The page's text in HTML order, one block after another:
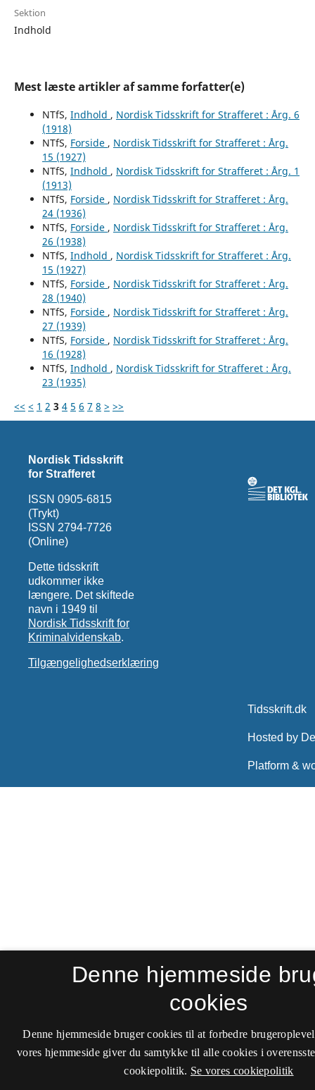
Sektion
Indhold
Mest læste artikler af samme forfatter(e)
NTfS, Indhold , Nordisk Tidsskrift for Strafferet : Årg. 6
(1918)
NTfS, Forside , Nordisk Tidsskrift for Strafferet : Årg.
15 (1927)
NTfS, Indhold , Nordisk Tidsskrift for Strafferet : Årg. 1
(1913)
NTfS, Forside , Nordisk Tidsskrift for Strafferet : Årg.
24 (1936)
NTfS, Forside , Nordisk Tidsskrift for Strafferet : Årg.
26 (1938)
NTfS, Indhold , Nordisk Tidsskrift for Strafferet : Årg.
15 (1927)
NTfS, Forside , Nordisk Tidsskrift for Strafferet : Årg.
28 (1940)
NTfS, Forside , Nordisk Tidsskrift for Strafferet : Årg.
27 (1939)
NTfS, Forside , Nordisk Tidsskrift for Strafferet : Årg.
16 (1928)
NTfS, Indhold , Nordisk Tidsskrift for Strafferet : Årg.
23 (1935)
<< < 1 2 3 4 5 6 7 8 > >>
Nordisk Tidsskrift
for Strafferet
ISSN 0905-6815
(Trykt)
ISSN 2794-7726
(Online)
Dette tidsskrift
udkommer ikke
længere. Det skiftede
navn i 1949 til
Nordisk Tidsskrift for
Kriminalvidenskab.
Tilgængelighedserklæring
Denne hjemmeside
cookies
Denne hjemmeside bruger cookies til at forbedre
vores hjemmeside giver du samtykke til alle cookies i
cookiepolitik. Se vores cookiepolitik